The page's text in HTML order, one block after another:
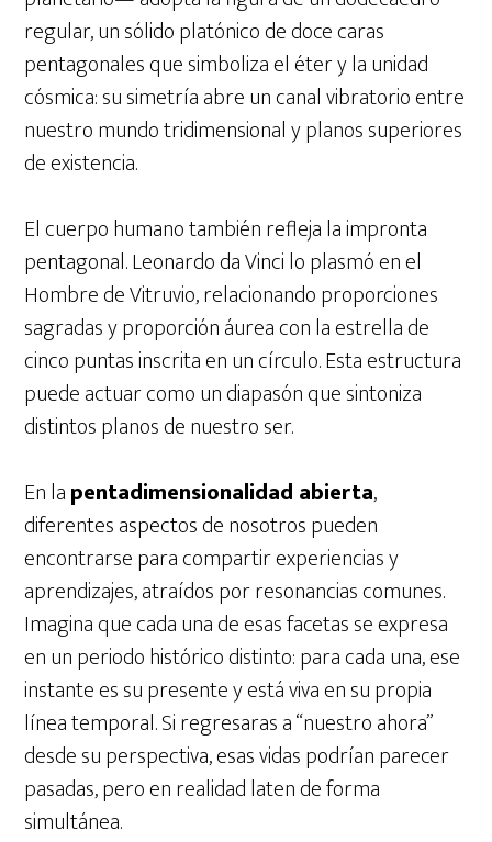
regular, un sólido platónico de doce caras
pentagonales que simboliza el éter y la unidad
cósmica: su simetría abre un canal vibratorio entre
nuestro mundo tridimensional y planos superiores
de existencia.
El cuerpo humano también refleja la impronta
pentagonal. Leonardo da Vinci lo plasmó en el
Hombre de Vitruvio, relacionando proporciones
sagradas y proporción áurea con la estrella de
cinco puntas inscrita en un círculo. Esta estructura
puede actuar como un diapasón que sintoniza
distintos planos de nuestro ser.
En lapentadimensionalidad abierta,
diferentes aspectos de nosotros pueden
encontrarse para compartir experiencias y
aprendizajes, atraídos por resonancias comunes.
Imagina que cada una de esas facetas se expresa
en un periodo histórico distinto: para cada una, ese
instante es su presente y está viva en su propia
línea temporal. Si regresaras a “nuestro ahora”
desde su perspectiva, esas vidas podrían parecer
pasadas, pero en realidad laten de forma
simultánea.